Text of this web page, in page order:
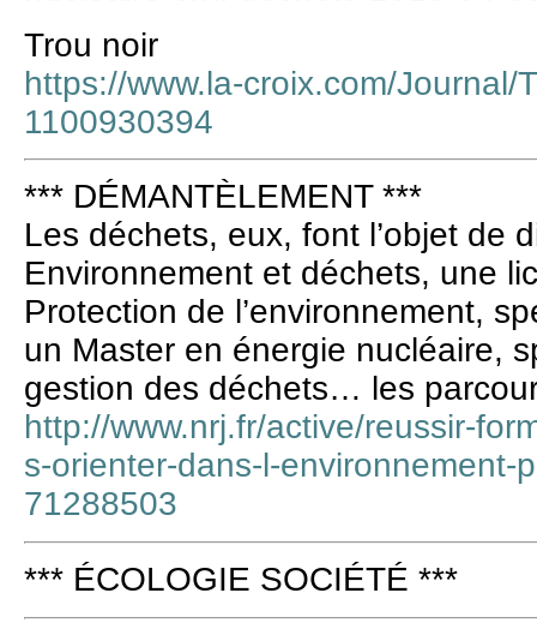
Trou noir
https://www.la-croix.com/Journal/
1100930394
*** DÉMANTÈLEMENT ***
Les déchets, eux, font l’objet de
Environnement et déchets, une
Protection de l’environnement,
un Master en énergie nucléaire,
gestion des déchets… les
http://www.nrj.fr/active/reussir-
s-orienter-dans-l-environnement-
71288503
*** ÉCOLOGIE SOCIÉTÉ ***